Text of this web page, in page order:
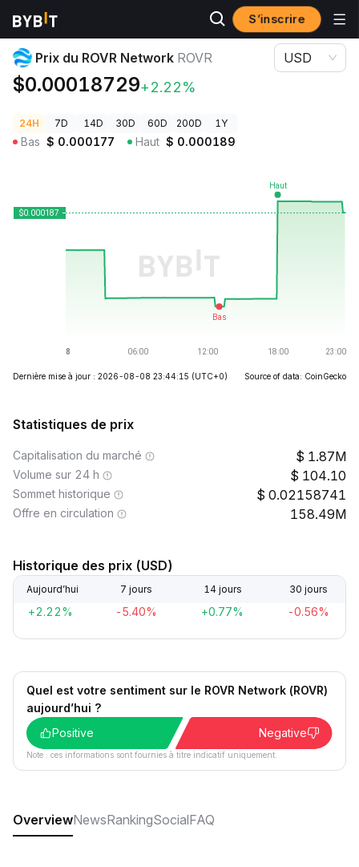
S’inscrire
Prix des cryptos Prix du ROVR Network ROVR
Prix du ROVR Network ROVR
$0.00018729+2.22%
USD
24H 7D 14D 30D 60D 200D 1Y
Bas $ 0.000177 Haut $ 0.000189
Dernière mise à jour : 2026-08-08 23:44:15 (UTC+0) Source of data: CoinGecko
Statistiques de prix
Capitalisation du marché 1.87M
Volume sur 24 h 104.10
Sommet historique 0.02158741
Offre en circulation 158.49M
Historique des prix (USD)
Aujourd’hui 7 jours 14 jours 30 jours
+2.22% -5.40% +0.77% -0.56%
Quel est votre sentiment sur le ROVR Network (ROVR)
aujourd’hui ?
Positive
Negative
Note : ces informations sont fournies à titre indicatif uniquement.
OverviewNewsRankingSocialFAQ